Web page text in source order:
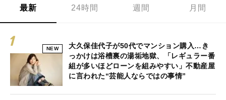
最新 24時間 週間 月間
NEW
大久保佳代子が50代でマンション購入…き
っかけは浴槽裏の湯垢地獄、「レギュラー番
組が多いほどローンを組みやすい」不動産屋
に言われた“芸能人ならではの事情”